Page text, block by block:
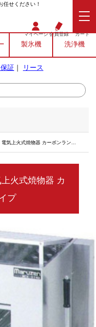
せください！
マイページ会員登録 カート
製氷機 洗浄機
証 ｜ リース
式焼物器 カーボンランプヒータータイプ
火式焼物器 カ
プ